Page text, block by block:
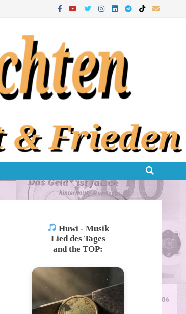
Huwi - Musik
Lied des Tages
and the TOP: